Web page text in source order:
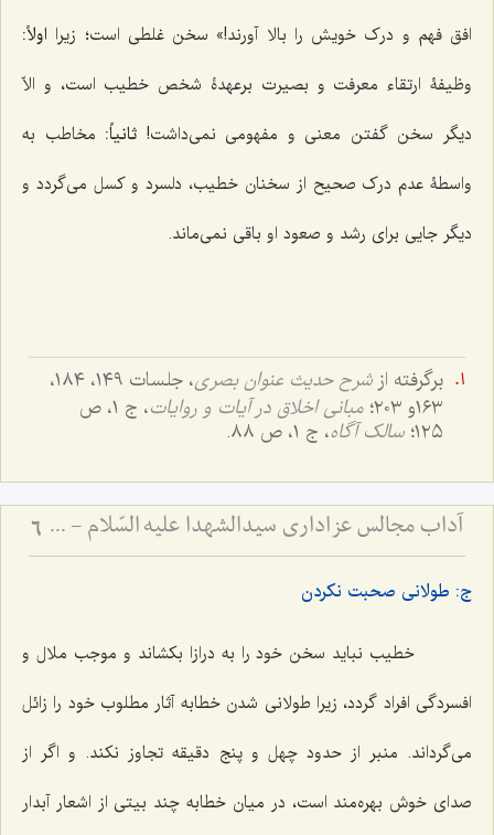
افق فهم و درک خویش را بالا آورند!» سخن غلطی است؛ زیرا اولاً:
وظیفۀ ارتقاء معرفت و بصیرت برعهدۀ شخص خطیب است، و الاّ
دیگر سخن گفتن معنی و مفهومی نمی‌داشت! ثانیاً: مخاطب به
واسطۀ عدم درک صحیح از سخنان خطیب، دلسرد و کسل می‌گردد و
دیگر جایی برای رشد و صعود او باقی نمی‌ماند.
برگرفته از شرح حدیث عنوان بصری
، جلسات ١٤٩، ١٨٤،
١٦٣و ٢٠٣؛
مبانی اخلاق در آیات و روایات
، ج ١، ص
١٢٥؛ سالک آگاه، ج ١، ص ٨٨.
آداب مجالس عزاداری سیدالشهدا علیه السّلام - و دستورات بزرگان راجع به ماه‌های محرم و صفر 6
ج: طولانی صحبت نکردن
خطیب نباید سخن خود را به درازا بکشاند و موجب ملال و
افسردگی افراد گردد، زیرا طولانی شدن خطابه آثار مطلوب خود را زائل
می‌گرداند. منبر از حدود چهل و پنج دقیقه تجاوز نکند. و اگر از
صدای خوش بهره‌مند است، در میان خطابه چند بیتی از اشعار آبدار